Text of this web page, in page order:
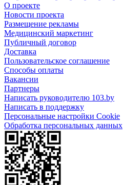
О проекте
Новости проекта
Размещение рекламы
Медицинский маркетинг
Публичный договор
Доставка
Пользовательское соглашение
Способы оплаты
Вакансии
Партнеры
Написать руководителю 103.by
Написать в поддержку
Персональные настройки Cookie
Обработка персональных данных